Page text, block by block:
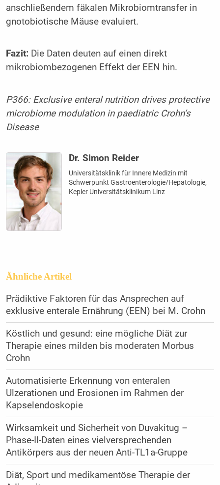
anschließendem fäkalen Mikrobiomtransfer in
gnotobiotische Mäuse evaluiert.
Fazit:Die Daten deuten auf einen direkt
mikrobiombezogenen Effekt der EEN hin.
P366: Exclusive enteral nutrition drives protective
microbiome modulation in paediatric Crohn’s
Disease
Dr. Simon Reider
Universitätsklinik für Innere Medizin mit
Schwerpunkt Gastroenterologie/Hepatologie,
Kepler Universitätsklinikum Linz
Ähnliche Artikel
Prädiktive Faktoren für das Ansprechen auf
exklusive enterale Ernährung (EEN) bei M. Crohn
Köstlich und gesund: eine mögliche Diät zur
Therapie eines milden bis moderaten Morbus
Crohn
Automatisierte Erkennung von enteralen
Ulzerationen und Erosionen im Rahmen der
Kapselendoskopie
Wirksamkeit und Sicherheit von Duvakitug –
Phase-II-Daten eines vielversprechenden
Antikörpers aus der neuen Anti-TL1a-Gruppe
Diät, Sport und medikamentöse Therapie der